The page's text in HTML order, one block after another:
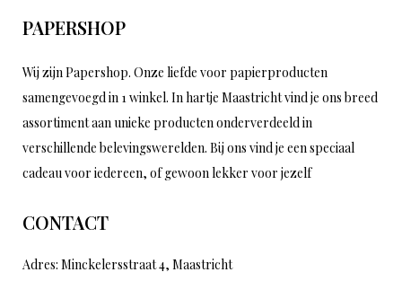
PAPERSHOP
Wij zijn Papershop. Onze liefde voor papierproducten
samengevoegd in 1 winkel. In hartje Maastricht vind je ons breed
assortiment aan unieke producten onderverdeeld in
verschillende belevingswerelden. Bij ons vind je een speciaal
cadeau voor iedereen, of gewoon lekker voor jezelf
CONTACT
Adres: Minckelersstraat 4, Maastricht